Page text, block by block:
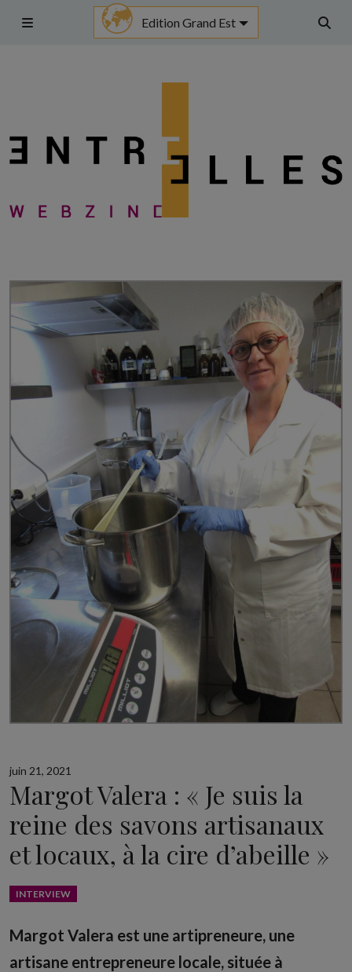
Edition Grand Est
juin 21, 2021
Margot Valera : « Je suis la
reine des savons artisanaux
et locaux, à la cire d’abeille »
INTERVIEW
Margot Valera est une artipreneure, une
artisane entrepreneure locale, située à